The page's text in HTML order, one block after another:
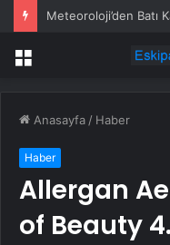
Menü
Anasayfa / Haber
Haber
Allergan
of Beauty